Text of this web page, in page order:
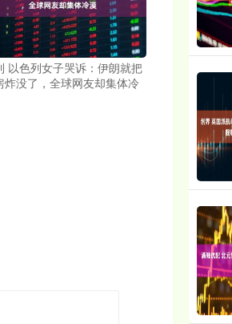
以色列女子哭诉：伊朗就把
炸没了，全球网友却集体冷